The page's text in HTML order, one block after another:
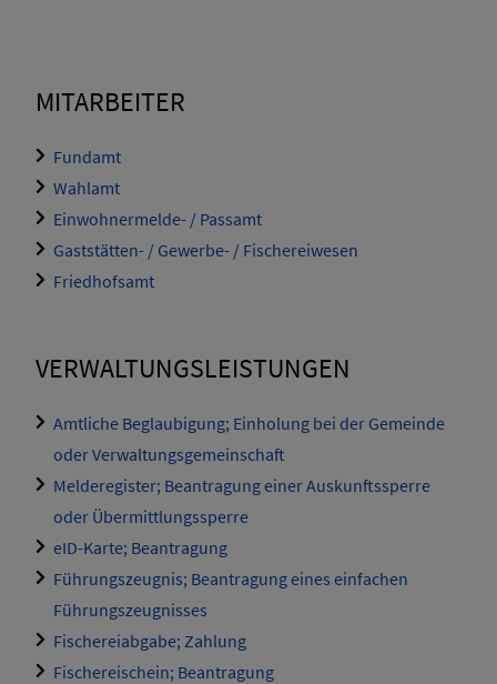
MITARBEITER
Fundamt
Wahlamt
Einwohnermelde- / Passamt
Gaststätten- / Gewerbe- / Fischereiwesen
Friedhofsamt
VERWALTUNGSLEISTUNGEN
Amtliche Beglaubigung; Einholung bei der Gemeinde
oder Verwaltungsgemeinschaft
Melderegister; Beantragung einer Auskunftssperre
oder Übermittlungssperre
eID-Karte; Beantragung
Führungszeugnis; Beantragung eines einfachen
Führungszeugnisses
Fischereiabgabe; Zahlung
Fischereischein; Beantragung